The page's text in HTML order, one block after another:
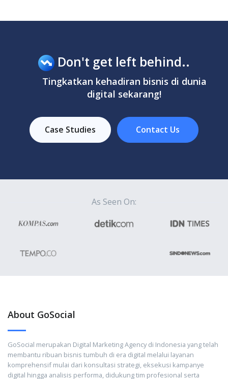
Don't get left behind..
Tingkatkan kehadiran bisnis di dunia
digital sekarang!
Case Studies Contact Us
As Seen On:
About GoSocial
GoSocial merupakan Digital Marketing Agency di Indonesia yang telah
membantu ribuan bisnis tumbuh di era digital melalui layanan
komprehensif mulai dari konsultasi strategi, eksekusi kampanye
digital hingga analisis performa, didukung tim profesional serta